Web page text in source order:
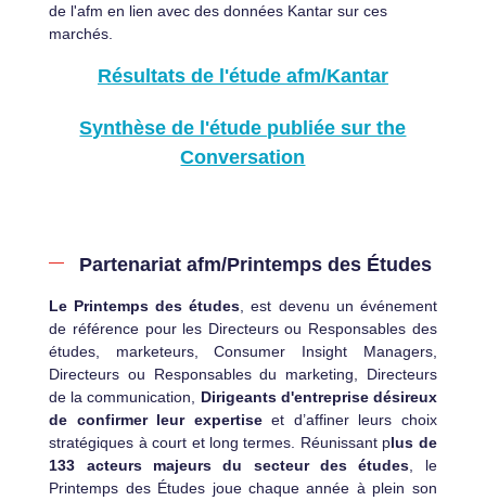
de l'afm en lien avec des données Kantar sur ces
marchés.
Résultats de l'étude afm/Kantar
Synthèse de l'étude publiée sur the
Conversation
Partenariat afm/Printemps des Études
Le Printemps des études, est devenu un événement
de référence pour les Directeurs ou Responsables des
études, marketeurs, Consumer Insight Managers,
Directeurs ou Responsables du marketing, Directeurs
de la communication, Dirigeants d'entreprise désireux
de confirmer leur expertiseet d’affiner leurs choix
stratégiques à court et long termes. Réunissant plus de
133 acteurs majeurs du secteur des études, le
Printemps des Études joue chaque année à plein son